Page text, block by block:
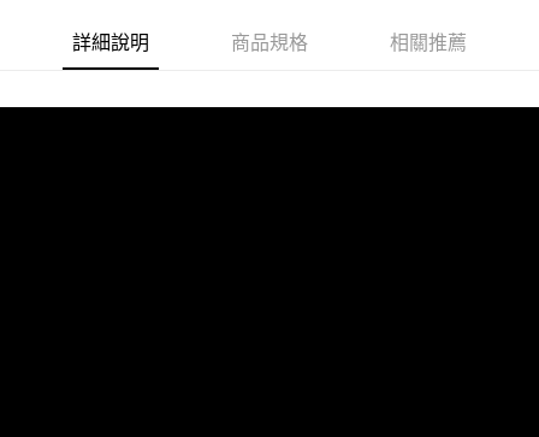
詳細說明 商品規格 相關推薦